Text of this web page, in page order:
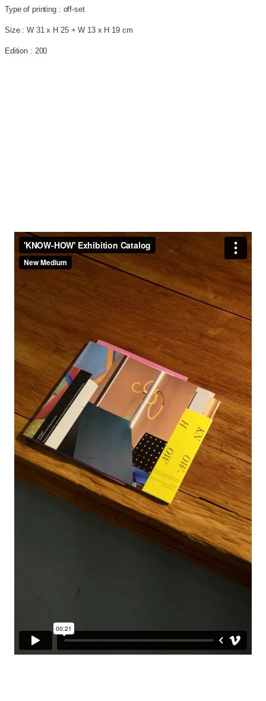
Type of printing : off-set
Size : W 31 x H 25 + W 13 x H 19 cm
Edition : 200